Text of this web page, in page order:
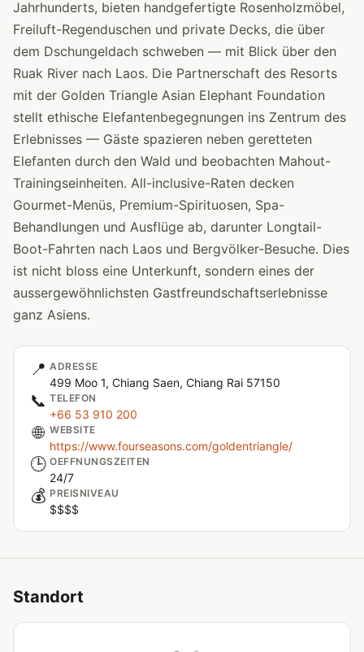
Jahrhunderts, bieten handgefertigte Rosenholzmöbel,
Freiluft-Regenduschen und private Decks, die über
dem Dschungeldach schweben — mit Blick über den
Ruak River nach Laos. Die Partnerschaft des Resorts
mit der Golden Triangle Asian Elephant Foundation
stellt ethische Elefantenbegegnungen ins Zentrum des
Erlebnisses — Gäste spazieren neben geretteten
Elefanten durch den Wald und beobachten Mahout-
Trainingseinheiten. All-inclusive-Raten decken
Gourmet-Menüs, Premium-Spirituosen, Spa-
Behandlungen und Ausflüge ab, darunter Longtail-
Boot-Fahrten nach Laos und Bergvölker-Besuche. Dies
ist nicht bloss eine Unterkunft, sondern eines der
aussergewöhnlichsten Gastfreundschaftserlebnisse
ganz Asiens.
📍 ADRESSE
499 Moo 1, Chiang Saen, Chiang Rai 57150
📞 TELEFON
+66 53 910 200
🌐 WEBSITE
https://www.fourseasons.com/goldentriangle/
🕒 OEFFNUNGSZEITEN
24/7
💰 PREISNIVEAU
$$$$
Standort